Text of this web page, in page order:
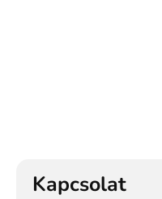
Kapcsolat